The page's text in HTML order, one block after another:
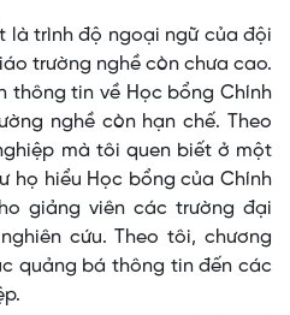
là trình độ ngoại ngữ của đội
trường nghề còn chưa cao.
thông tin về Học bổng Chính
nghề còn hạn chế. Theo
mà tôi quen biết ở một
họ hiểu Học bổng của Chính
giảng viên các trường đại
cứu. Theo tôi, chương
quảng bá thông tin đến các